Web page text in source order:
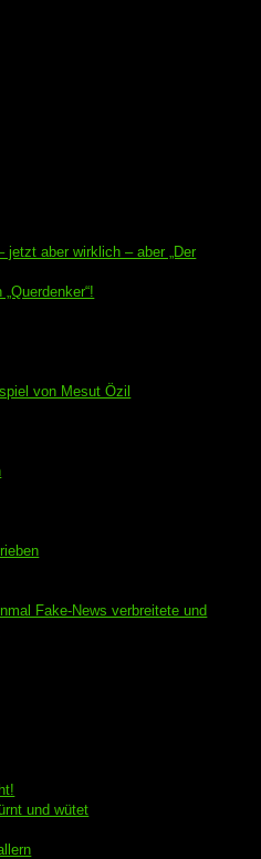
jetzt aber wirklich – aber „Der
von Mesut Özil
Fake-News verbreitete und
und wütet